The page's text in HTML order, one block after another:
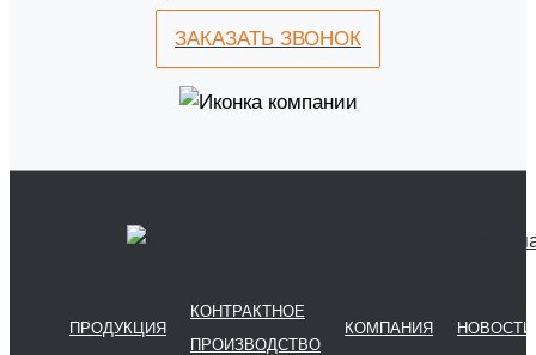
ЗАКАЗАТЬ ЗВОНОК
ПРОДУКЦИЯ
КОНТРАКТНОЕ
ПРОИЗВОДСТВО
КОМПАНИЯ НОВОСТИ